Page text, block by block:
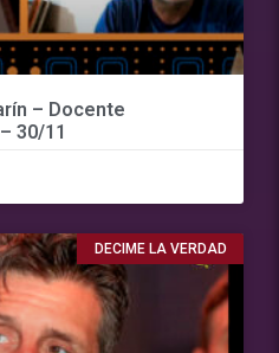
– Docente
30/11
DECIME LA VERDAD